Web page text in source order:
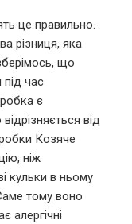
це правильно.
різниця, яка
що
час
є
від
Козяче
ніж
кульки в ньому
тому воно
алергічні